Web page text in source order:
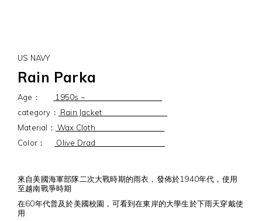
US NAVY
Rain Parka
Age：
1950s ~
category： Rain Jacket
Material： Wax Cloth
Color：
Olive Drad
來自美國海軍部隊二次大戰時期的雨衣，發佈於1940年代，使用
至越南戰爭時期
在60年代普及於美國校園，可看到在東岸的大學生於下雨天穿戴使
用